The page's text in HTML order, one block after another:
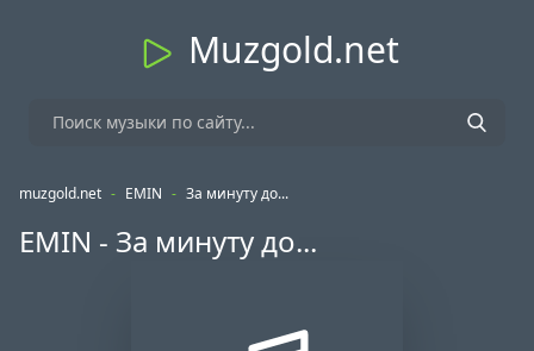
Muzgold.net
muzgold.net - EMIN - За минуту до...
EMIN - За минуту до...